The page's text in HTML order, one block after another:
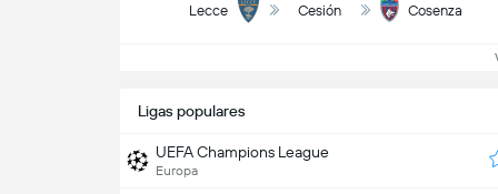
Lecce Cesión Cosenza
Ligas populares
UEFA Champions League
Europa